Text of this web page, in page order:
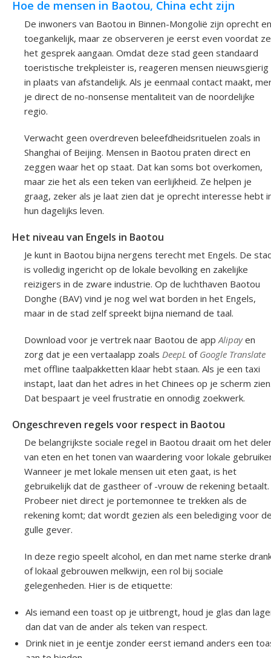
Hoe de mensen in Baotou, China echt zijn
De inwoners van Baotou in Binnen-Mongolië zijn oprecht en
toegankelijk, maar ze observeren je eerst even voordat ze
het gesprek aangaan. Omdat deze stad geen standaard
toeristische trekpleister is, reageren mensen nieuwsgierig
in plaats van afstandelijk. Als je eenmaal contact maakt,
je direct de no-nonsense mentaliteit van de noordelijke
regio.
Verwacht geen overdreven beleefdheidsrituelen zoals in
Shanghai of Beijing. Mensen in Baotou praten direct en
zeggen waar het op staat. Dat kan soms bot overkomen,
maar zie het als een teken van eerlijkheid. Ze helpen je
graag, zeker als je laat zien dat je oprecht interesse hebt
hun dagelijks leven.
Het niveau van Engels in Baotou
Je kunt in Baotou bijna nergens terecht met Engels. De
is volledig ingericht op de lokale bevolking en zakelijke
reizigers in de zware industrie. Op de luchthaven Baotou
Donghe (BAV) vind je nog wel wat borden in het Engels,
maar in de stad zelf spreekt bijna niemand de taal.
Download voor je vertrek naar Baotou de app Alipayen
zorg dat je een vertaalapp zoals DeepL of Google Translate
met offline taalpakketten klaar hebt staan. Als je een taxi
instapt, laat dan het adres in het Chinees op je scherm
Dat bespaart je veel frustratie en onnodig zoekwerk.
Ongeschreven regels voor respect in Baotou
De belangrijkste sociale regel in Baotou draait om het
van eten en het tonen van waardering voor lokale
Wanneer je met lokale mensen uit eten gaat, is het
gebruikelijk dat de gastheer of -vrouw de rekening betaalt.
Probeer niet direct je portemonnee te trekken als de
rekening komt; dat wordt gezien als een belediging voor
gulle gever.
In deze regio speelt alcohol, en dan met name sterke
of lokaal gebrouwen melkwijn, een rol bij sociale
gelegenheden. Hier is de etiquette:
Als iemand een toast op je uitbrengt, houd je glas dan
dan dat van de ander als teken van respect.
Drink niet in je eentje zonder eerst iemand anders een